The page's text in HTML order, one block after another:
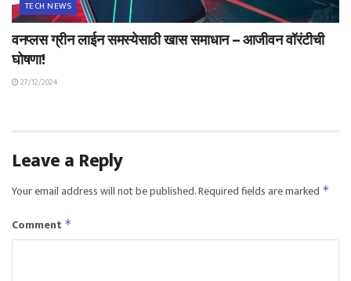
TECH NEWS
वनप्लस ग्रीन लाईन समस्येसाठी खास समाधान – आजीवन वॉरंटीची
घोषणा!
27/12/2024
Leave a Reply
Your email address will not be published.Required fields are marked *
Comment *